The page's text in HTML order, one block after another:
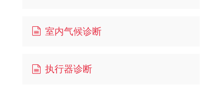
室内气候诊断
执行器诊断